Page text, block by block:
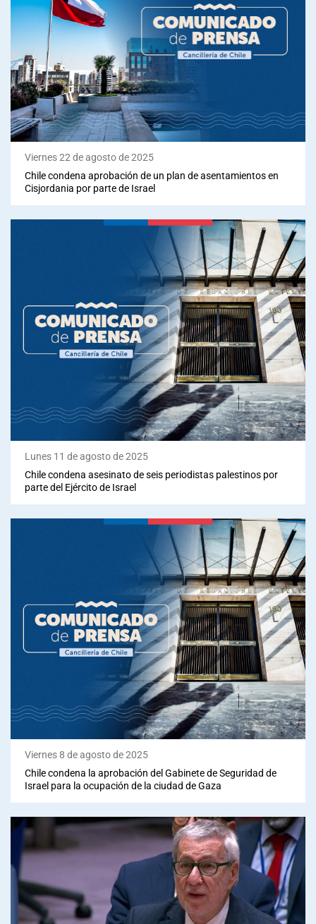
Viernes 22 de agosto de 2025
Chile condena aprobación de un plan de asentamientos en
Cisjordania por parte de Israel
Lunes 11 de agosto de 2025
Chile condena asesinato de seis periodistas palestinos por
parte del Ejército de Israel
Viernes 8 de agosto de 2025
Chile condena la aprobación del Gabinete de Seguridad de
Israel para la ocupación de la ciudad de Gaza